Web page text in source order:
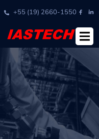
+55 (19) 2660-1550